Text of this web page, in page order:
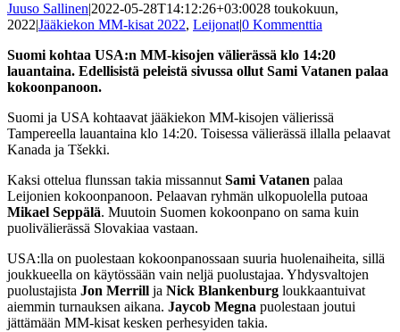
Juuso Sallinen|2022-05-28T14:12:26+03:0028 toukokuun,
2022|Jääkiekon MM-kisat 2022, Leijonat|0 Kommenttia
Suomi kohtaa USA:n MM-kisojen välierässä klo 14:20
lauantaina. Edellisistä peleistä sivussa ollut Sami Vatanen palaa
kokoonpanoon.
Suomi ja USA kohtaavat jääkiekon MM-kisojen välierissä
Tampereella lauantaina klo 14:20. Toisessa välierässä illalla pelaavat
Kanada ja Tšekki.
Kaksi ottelua flunssan takia missannutSami Vatanen palaa
Leijonien kokoonpanoon. Pelaavan ryhmän ulkopuolella putoaa
Mikael Seppälä. Muutoin Suomen kokoonpano on sama kuin
puolivälierässä Slovakiaa vastaan.
USA:lla on puolestaan kokoonpanossaan suuria huolenaiheita, sillä
joukkueella on käytössään vain neljä puolustajaa. Yhdysvaltojen
puolustajista Jon Merrill ja Nick Blankenburg loukkaantuivat
aiemmin turnauksen aikana. Jaycob Megna puolestaan joutui
jättämään MM-kisat kesken perhesyiden takia.